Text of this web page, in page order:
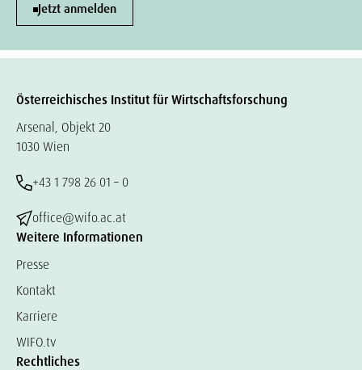
Jetzt anmelden
Österreichisches Institut für Wirtschaftsforschung
Arsenal, Objekt 20
1030 Wien
+43 1 798 26 01 – 0
office@wifo.ac.at
Weitere Informationen
Presse
Kontakt
Karriere
WIFO.tv
Rechtliches